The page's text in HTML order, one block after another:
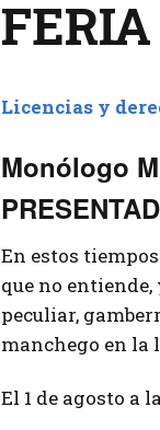
Licencias y
Monólogo
En estos
que no
peculiar,
manchego en la
El 1 de agosto a